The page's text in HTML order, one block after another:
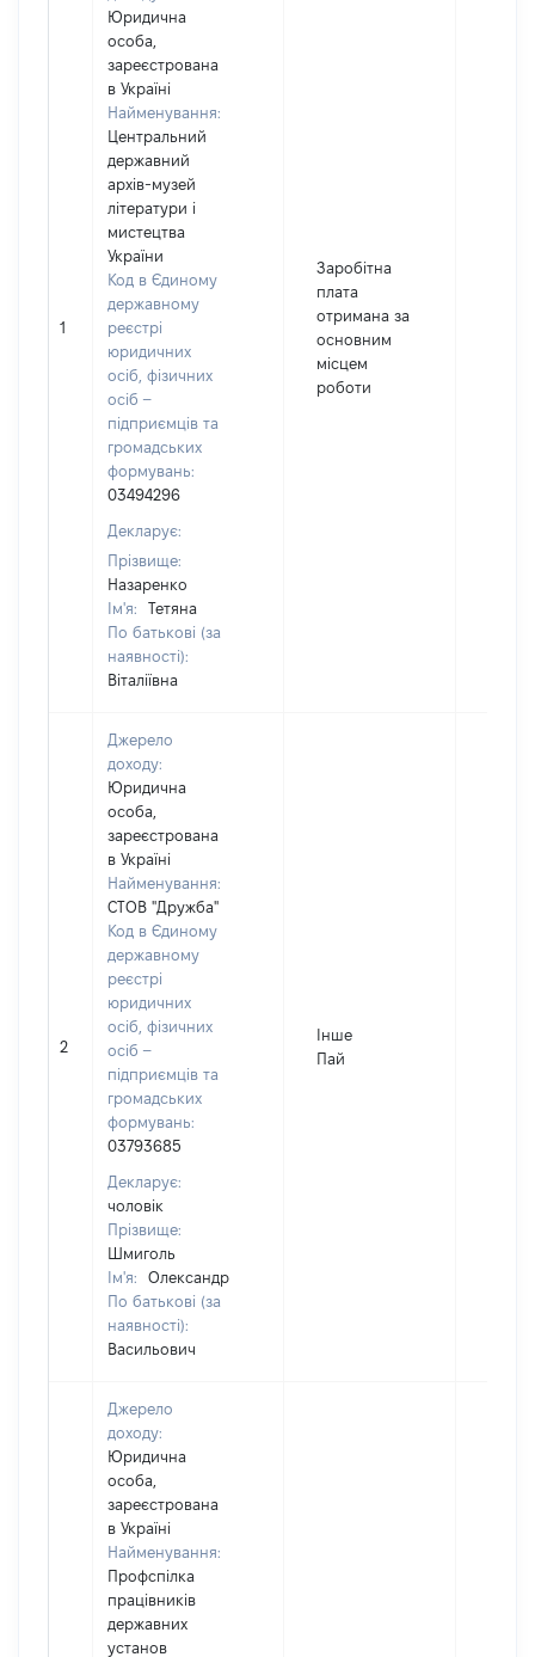
1
Юридична
особа,
зареєстрована
в Україні
Найменування:
Центральний
державний
архів-музей
літератури і
мистецтва
України
Код в Єдиному
державному
реєстрі
юридичних
осіб, фізичних
осіб –
підприємців та
громадських
формувань:
03494296
Декларує:
Прізвище:
Назаренко
Ім'я:
Тетяна
По батькові (за
наявності):
Віталіївна
Заробітна
плата
отримана за
основним
місцем
роботи
2
Джерело
доходу:
Юридична
особа,
зареєстрована
в Україні
Найменування:
СТОВ "Дружба"
Код в Єдиному
державному
реєстрі
юридичних
осіб, фізичних
осіб –
підприємців та
громадських
формувань:
03793685
Декларує:
чоловік
Прізвище:
Шмиголь
Ім'я:
Олександр
По батькові (за
наявності):
Васильович
Інше
Пай
Джерело
доходу:
Юридична
особа,
зареєстрована
в Україні
Найменування:
Профспілка
працівників
державних
установ